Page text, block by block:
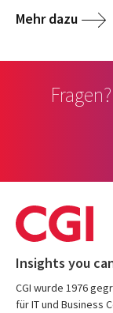
Mehr dazu
Insights you
CGI wurde 1976
für IT und Business